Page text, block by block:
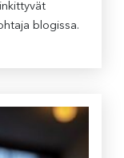
blogissa.